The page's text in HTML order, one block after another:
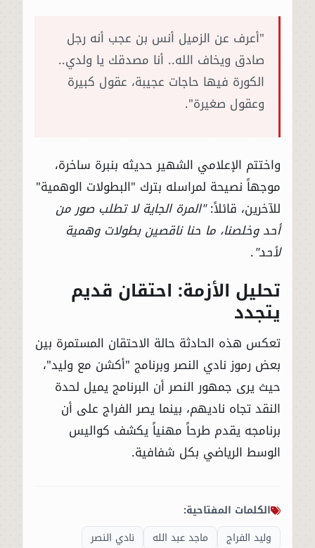
"أعرف عن الزميل أنس بن عجب أنه رجل
صادق ويخاف الله.. أنا مصدقك يا ولدي..
الكورة فيها حاجات عجيبة، عقول كبيرة
وعقول صغيرة".
واختتم الإعلامي الشهير حديثه بنبرة ساخرة،
موجهاً نصيحة لمراسله بترك "البطولات الوهمية"
للآخرين، قائلاً:"المرة الجاية لا تطلب صور من
أحد وخلصنا، ما حنا ناقصين بطولات وهمية
لأحد".
تحليل الأزمة: احتقان قديم
يتجدد
تعكس هذه الحادثة حالة الاحتقان المستمرة بين
بعض رموز نادي النصر وبرنامج "أكشن مع وليد"،
حيث يرى جمهور النصر أن البرنامج يميل لحدة
النقد تجاه ناديهم، بينما يصر الفراج على أن
برنامجه يقدم طرحاً مهنياً يكشف كواليس
الوسط الرياضي بكل شفافية.
الكلمات المفتاحية:
وليد الفراج
ماجد عبد الله
نادي النصر